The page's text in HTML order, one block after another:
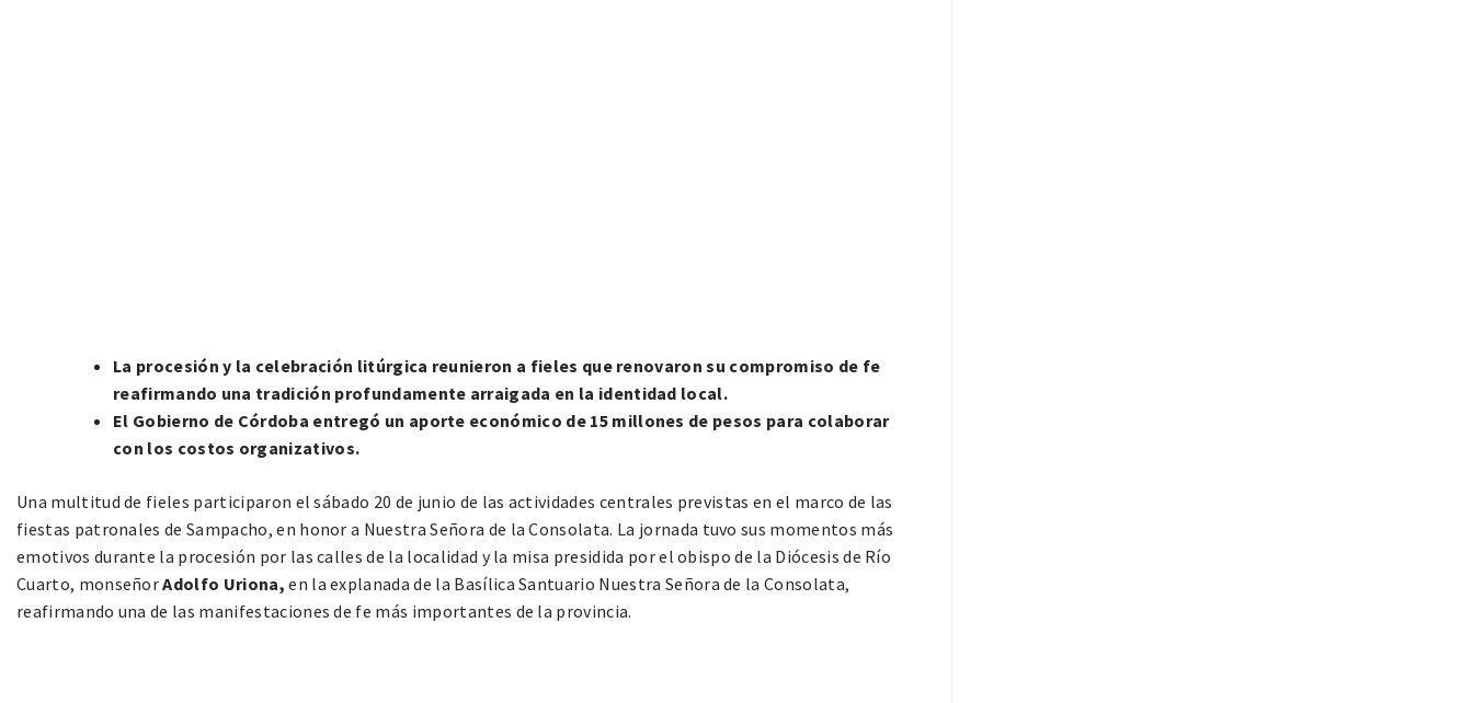
La procesión y la celebración litúrgica reunieron a fieles que renovaron su compromiso de fe
reafirmando una tradición profundamente arraigada en la identidad local.
El Gobierno de Córdoba entregó un aporte económico de 15 millones de pesos para colaborar
con los costos organizativos.
Una multitud de fieles participaron el sábado 20 de junio de las actividades centrales previstas en el marco de las
fiestas patronales de Sampacho, en honor a Nuestra Señora de la Consolata. La jornada tuvo sus momentos más
emotivos durante la procesión por las calles de la localidad y la misa presidida por el obispo de la Diócesis de Río
Cuarto, monseñorAdolfo Uriona, en la explanada de la Basílica Santuario Nuestra Señora de la Consolata,
reafirmando una de las manifestaciones de fe más importantes de la provincia.